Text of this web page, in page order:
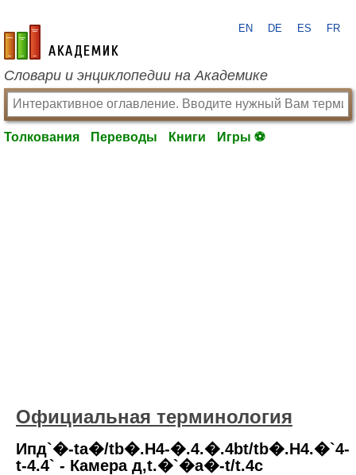
academic.ru
EN DE ES FR
Словари и энциклопедии на Академике
Толкования Переводы Книги Игры ⚽
Официальная терминология
Ипд`�-ta�/tb�.H4-�.4.�.4bt/tb�.H4.�`4-
t-4.4` - Камера д,t.�`�a�-t/t.4c